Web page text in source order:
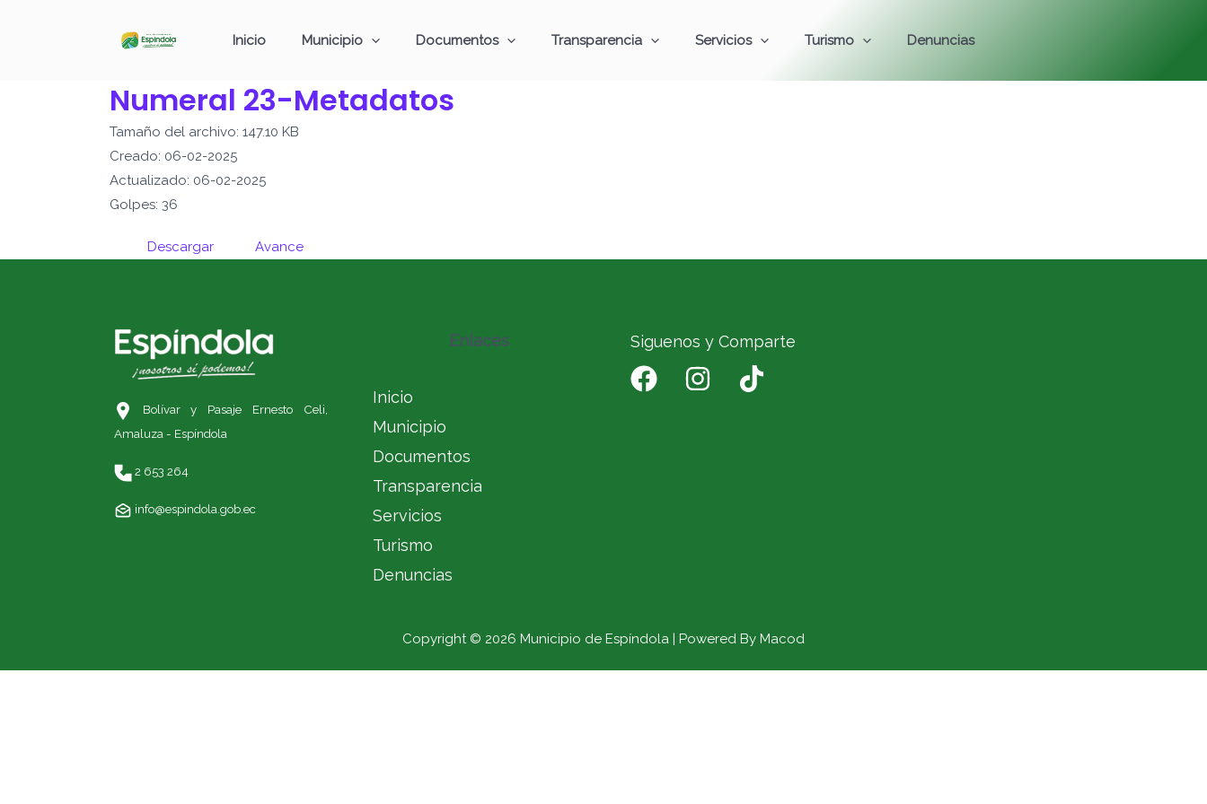
Inicio Municipio Documentos Transparencia Servicios Turismo Denuncias
Numeral 23-Metadatos
Tamaño del archivo: 147.10 KB
Creado: 06-02-2025
Actualizado: 06-02-2025
Golpes: 36
Descargar Avance
Bolívar y Pasaje Ernesto Celi,
Amaluza - Espíndola
2 653 264
info@espindola.gob.ec
Enlaces
Inicio
Municipio
Documentos
Transparencia
Servicios
Turismo
Denuncias
Siguenos y Comparte
Copyright © 2026 Municipio de Espíndola | Powered By Macod